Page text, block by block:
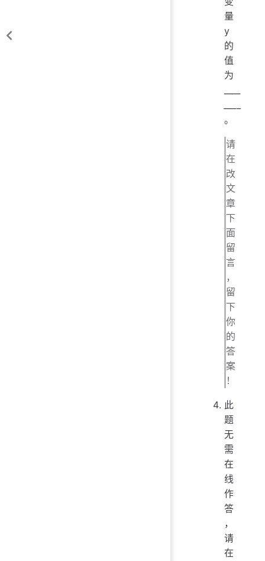
量
y
的
值
为
。
请
在
改
文
章
下
面
留
言
，
留
下
你
的
答
案
！
此
题
无
需
在
线
作
答
，
请
在